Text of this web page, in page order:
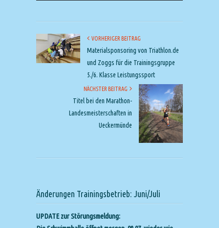
VORHERIGER BEITRAG
Materialsponsoring von Triathlon.de
und Zoggs für die Trainingsgruppe
5./6. Klasse Leistungssport
NÄCHSTER BEITRAG
Titel bei den Marathon-
Landesmeisterschaften in
Ueckermünde
Änderungen Trainingsbetrieb: Juni/Juli
UPDATE zur Störungsmeldung: